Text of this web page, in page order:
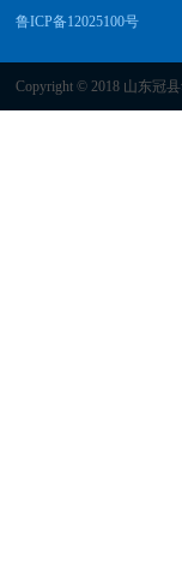
鲁ICP备12025100号
Copyright © 2018 山东冠